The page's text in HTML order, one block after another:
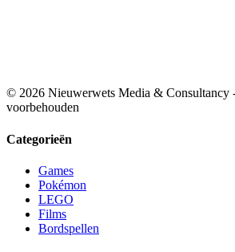
© 2026 Nieuwerwets Media & Consultancy
voorbehouden
Categorieën
Games
Pokémon
LEGO
Films
Bordspellen